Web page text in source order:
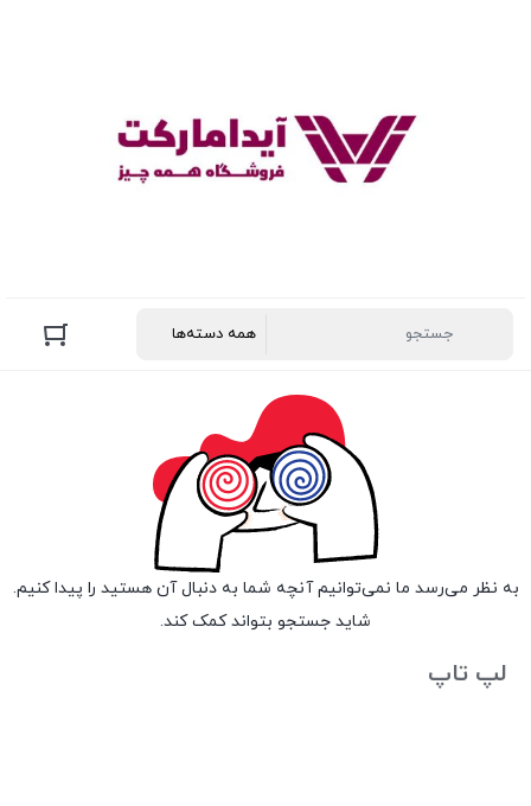
به نظر می‌رسد ما نمی‌توانیم آنچه شما به دنبال آن هستید را پیدا کنیم.
شاید جستجو بتواند کمک کند.
لپ تاپ